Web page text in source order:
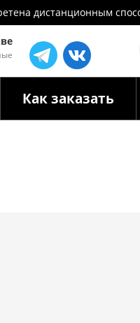
дистанционным
Как заказать